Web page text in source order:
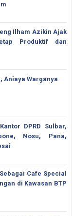
Ilham Azikin Ajak
Produktif dan
Aniaya Warganya
DPRD Sulbar,
Nosu, Pana,
Cafe Special
di Kawasan BTP